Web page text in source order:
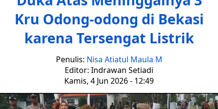
Kru Odong-odong di Bekasi
karena Tersengat Listrik
Penulis: Nisa Atiatul Maula M
Editor: Indrawan Setiadi
Kamis, 4 Jun 2026 - 12:49